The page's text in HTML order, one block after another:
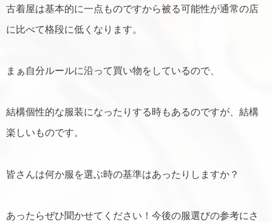
古着屋は基本的に一点ものですから被る可能性が通常の店
に比べて格段に低くなります。
まぁ自分ルールに沿って買い物をしているので、
結構個性的な服装になったりする時もあるのですが、結構
楽しいものです。
皆さんは何か服を選ぶ時の基準はあったりしますか？
あったらぜひ聞かせてください！今後の服選びの参考にさ